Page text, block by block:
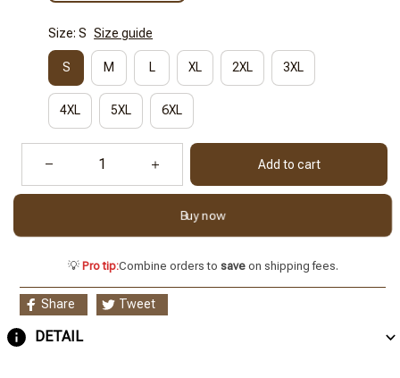
Size: S Size guide
S M L XL 2XL 3XL
4XL 5XL 6XL
Add to cart
Buy now
💡 Pro tip:Combine orders to saveon shipping fees.
Share Tweet
DETAIL